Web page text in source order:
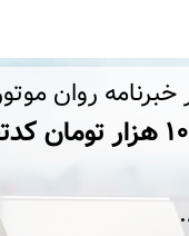
روان
همین حالا ۱۰ هزار